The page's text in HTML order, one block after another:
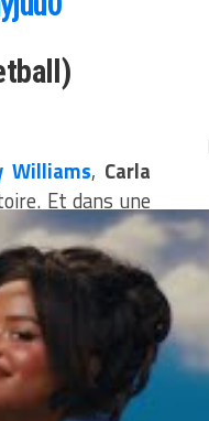
Williams, Carla
Et dans une
C’est fait.
cette
au final : 1
pour de
mal pour un